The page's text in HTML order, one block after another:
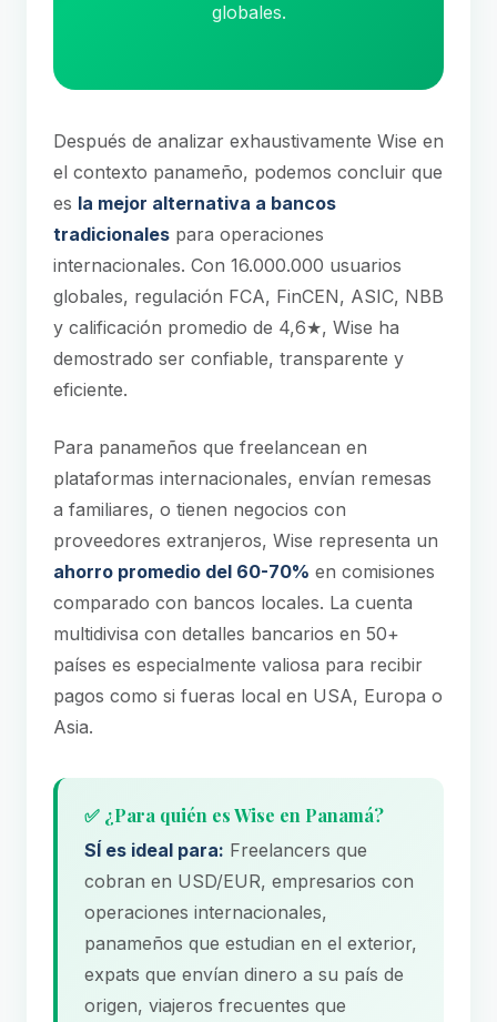
globales.
Después de analizar exhaustivamente Wise en
el contexto panameño, podemos concluir que
es la mejor alternativa a bancos
tradicionales para operaciones
internacionales. Con 16.000.000 usuarios
globales, regulación FCA, FinCEN, ASIC, NBB
y calificación promedio de 4,6★, Wise ha
demostrado ser confiable, transparente y
eficiente.
Para panameños que freelancean en
plataformas internacionales, envían remesas
a familiares, o tienen negocios con
proveedores extranjeros, Wise representa un
ahorro promedio del 60-70% en comisiones
comparado con bancos locales. La cuenta
multidivisa con detalles bancarios en 50+
países es especialmente valiosa para recibir
pagos como si fueras local en USA, Europa o
Asia.
✅ ¿Para quién es Wise en Panamá?
SÍ es ideal para: Freelancers que
cobran en USD/EUR, empresarios con
operaciones internacionales,
panameños que estudian en el exterior,
expats que envían dinero a su país de
origen, viajeros frecuentes que